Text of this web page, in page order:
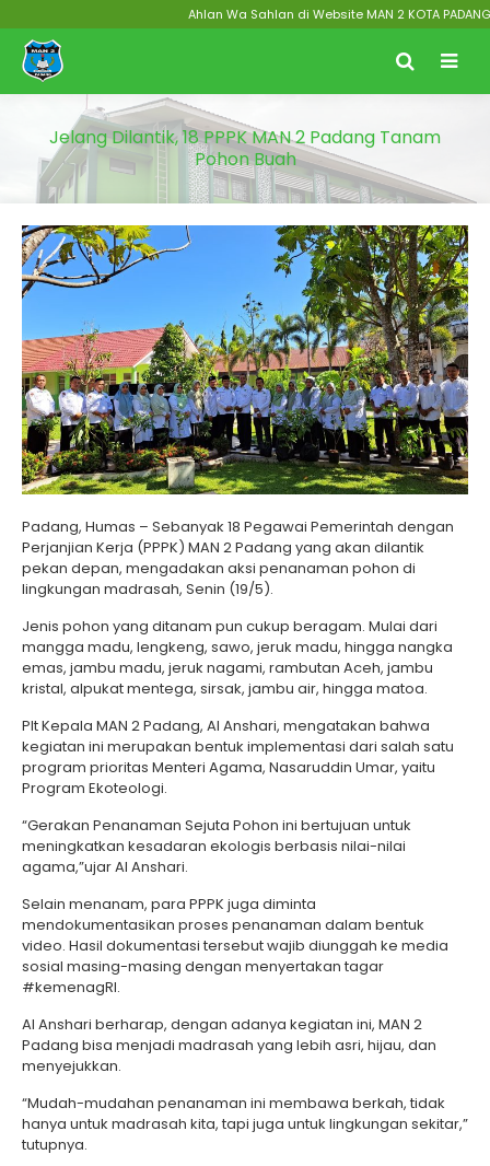
Ahlan Wa Sahlan di Website MAN 2 KOTA PADANG
Jelang Dilantik, 18 PPPK MAN 2 Padang Tanam
Pohon Buah
Padang, Humas – Sebanyak 18 Pegawai Pemerintah dengan
Perjanjian Kerja (PPPK) MAN 2 Padang yang akan dilantik
pekan depan, mengadakan aksi penanaman pohon di
lingkungan madrasah, Senin (19/5).
Jenis pohon yang ditanam pun cukup beragam. Mulai dari
mangga madu, lengkeng, sawo, jeruk madu, hingga nangka
emas, jambu madu, jeruk nagami, rambutan Aceh, jambu
kristal, alpukat mentega, sirsak, jambu air, hingga matoa.
Plt Kepala MAN 2 Padang, Al Anshari, mengatakan bahwa
kegiatan ini merupakan bentuk implementasi dari salah satu
program prioritas Menteri Agama, Nasaruddin Umar, yaitu
Program Ekoteologi.
“Gerakan Penanaman Sejuta Pohon ini bertujuan untuk
meningkatkan kesadaran ekologis berbasis nilai-nilai
agama,”ujar Al Anshari.
Selain menanam, para PPPK juga diminta
mendokumentasikan proses penanaman dalam bentuk
video. Hasil dokumentasi tersebut wajib diunggah ke media
sosial masing-masing dengan menyertakan tagar
#kemenagRI.
Al Anshari berharap, dengan adanya kegiatan ini, MAN 2
Padang bisa menjadi madrasah yang lebih asri, hijau, dan
menyejukkan.
“Mudah-mudahan penanaman ini membawa berkah, tidak
hanya untuk madrasah kita, tapi juga untuk lingkungan sekitar,”
tutupnya.